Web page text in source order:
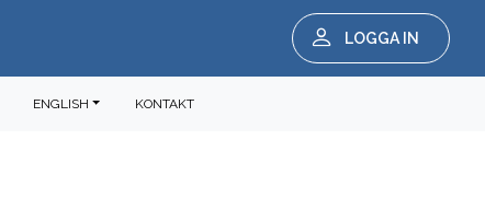
LOGGA IN
ENGLISH KONTAKT